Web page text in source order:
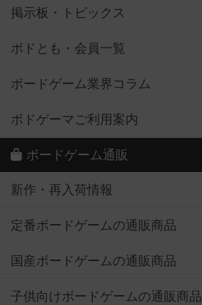
掲示板・トピックス
ボドとも・会員一覧
ボードゲーム業界コラム
ボドゲーマご利用案内
ボードゲーム通販
新作・再入荷情報
定番ボードゲームの通販商品
国産ボードゲームの通販商品
子供向けボードゲームの通販商品